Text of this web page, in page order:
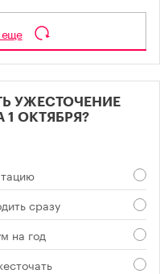
еще
УЖЕСТОЧЕНИЕ
ОКТЯБРЯ?
сразу
на год